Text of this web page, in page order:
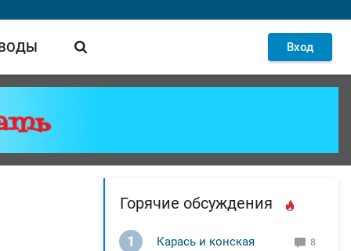
Вход
Горячие обсуждения
1
Карась и конская
8